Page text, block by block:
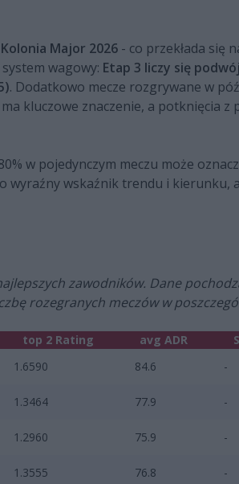
Major 2026 - co przekłada się
wagowy: Etap 3 liczy się
. Dodatkowo mecze rozgrywane w
kluczowe znaczenie, a potknięcia z
w pojedynczym meczu może
wyraźny wskaźnik trendu i kierunku,
zawodników. Dane
rozegranych meczów w
top 2 Rating avg ADR
1.6590 84.6 -
1.3464 77.9 -
1.2960 75.9 -
1.3555 76.8 -